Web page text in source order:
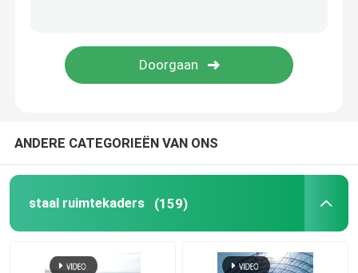
De Structuur van het pakhuisdak
ANDERE CATEGORIEËN VAN ONS
staal ruimtekaders (159)